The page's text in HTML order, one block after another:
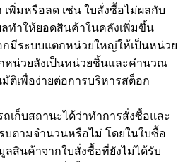
เพิ่มหรือลด เช่น ใบสั่งซื้อไม่ผลกับ
ทำให้ยอดสินค้าในคลังเพิ่มขึ้น
กมีระบบแตกหน่วยใหญ่ให้เป็นหน่วย
หน่วยลังเป็นหน่วยชิ้นและคำนวณ
ติเพื่อง่ายต่อการบริหารสต็อก
เก็บสถานะได้ว่าทำการสั่งซื้อและ
ตามจำนวนหรือไม่ โดยในใบซื้อ
สินค้าจากใบสั่งซื้อที่ยังไม่ได้รับ